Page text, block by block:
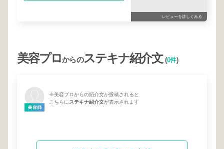
レビューを詳しくみる
美容プロからのステキナ紹介文(0件)
※美容プロからの紹介文が投稿されると
こちらにステキナ紹介文が表示されます